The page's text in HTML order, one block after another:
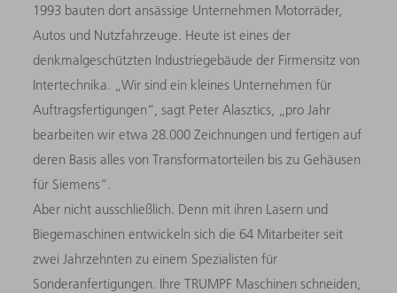
1993 bauten dort ansässige Unternehmen Motorräder,
Autos und Nutzfahrzeuge. Heute ist eines der
denkmalgeschützten Industriegebäude der Firmensitz von
Intertechnika. „Wir sind ein kleines Unternehmen für
Auftragsfertigungen“, sagt Peter Alasztics, „pro Jahr
bearbeiten wir etwa 28.000 Zeichnungen und fertigen auf
deren Basis alles von Transformatorteilen bis zu Gehäusen
für Siemens“.
Aber nicht ausschließlich. Denn mit ihren Lasern und
Biegemaschinen entwickeln sich die 64 Mitarbeiter seit
zwei Jahrzehnten zu einem Spezialisten für
Sonderanfertigungen. Ihre TRUMPF Maschinen schneiden,